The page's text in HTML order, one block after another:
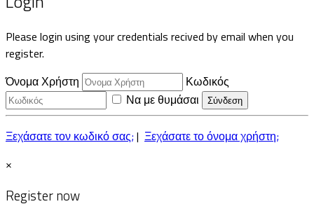
Please login using your credentials recived by email when you
register.
Όνομα Χρήστη
Κωδικός
Να με θυμάσαι
Ξεχάσατε τον κωδικό σας; | Ξεχάσατε το όνομα χρήστη;
×
Register now